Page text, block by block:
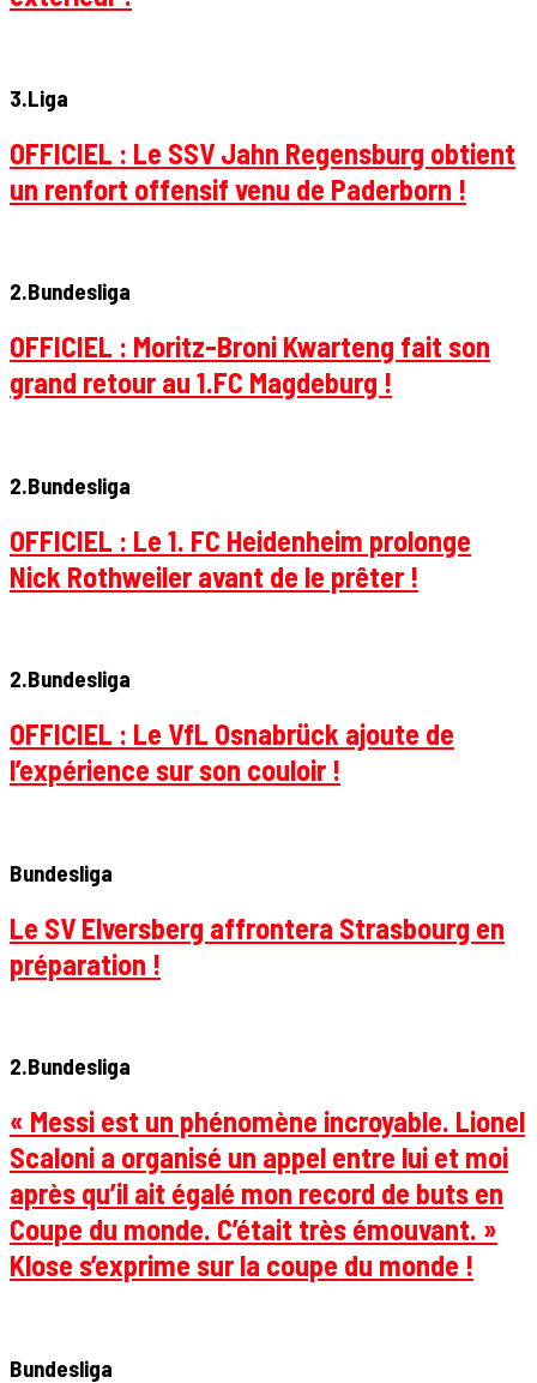
3.Liga
OFFICIEL : Le SSV Jahn Regensburg obtient
un renfort offensif venu de Paderborn !
2.Bundesliga
OFFICIEL : Moritz-Broni Kwarteng fait son
grand retour au 1.FC Magdeburg !
2.Bundesliga
OFFICIEL : Le 1. FC Heidenheim prolonge
Nick Rothweiler avant de le prêter !
2.Bundesliga
OFFICIEL : Le VfL Osnabrück ajoute de
l’expérience sur son couloir !
Bundesliga
Le SV Elversberg affrontera Strasbourg en
préparation !
2.Bundesliga
« Messi est un phénomène incroyable. Lionel
Scaloni a organisé un appel entre lui et moi
après qu’il ait égalé mon record de buts en
Coupe du monde. C’était très émouvant. »
Klose s’exprime sur la coupe du monde !
Bundesliga